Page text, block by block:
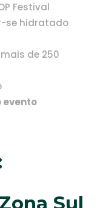
Festival
se hidratado
de 250
evento
Sul